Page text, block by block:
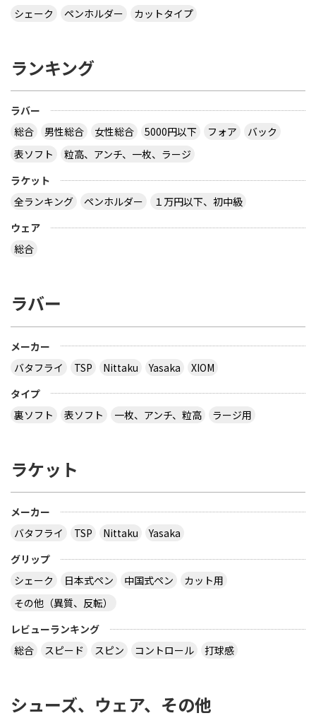
シェーク
ペンホルダー カットタイプ
ランキング
ラバー
総合
男性総合 女性総合 5000円以下 フォア
バック
表ソフト
粒高、アンチ、一枚、ラージ
ラケット
全ランキング
ペンホルダー
１万円以下、初中級
ウェア
総合
ラバー
メーカー
バタフライ
TSP Nittaku Yasaka
XIOM
タイプ
裏ソフト
表ソフト 一枚、アンチ、粒高 ラージ用
ラケット
メーカー
バタフライ
TSP Nittaku
Yasaka
グリップ
シェーク
日本式ペン 中国式ペン
カット用
その他（異質、反転）
レビューランキング
総合
スピード スピン コントロール 打球感
シューズ、ウェア、その他